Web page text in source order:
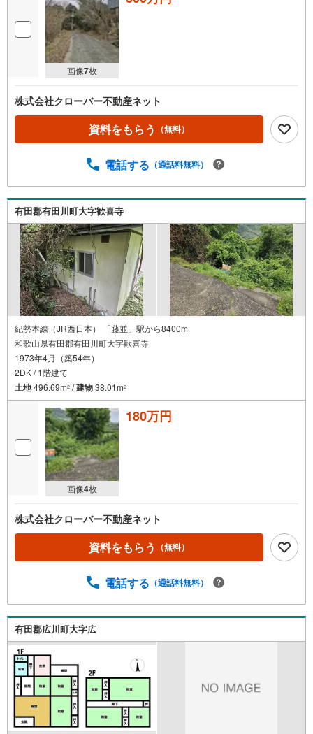
画像7枚
株式会社クローバー不動産ネット
資料をもらう （無料）
電話する （通話料無料）
有田郡有田川町大字歓喜寺
紀勢本線（JR西日本） 「藤並」駅から8400m
和歌山県有田郡有田川町大字歓喜寺
1973年4月（築54年）
2DK / 1階建て
土地496.69m2 /建物38.01m2
画像4枚
180万円
株式会社クローバー不動産ネット
資料をもらう （無料）
電話する （通話料無料）
有田郡広川町大字広